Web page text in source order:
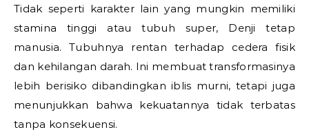
Tidak seperti karakter lain yang mungkin memiliki
stamina tinggi atau tubuh super, Denji tetap
manusia. Tubuhnya rentan terhadap cedera fisik
dan kehilangan darah. Ini membuat transformasinya
lebih berisiko dibandingkan iblis murni, tetapi juga
menunjukkan bahwa kekuatannya tidak terbatas
tanpa konsekuensi.